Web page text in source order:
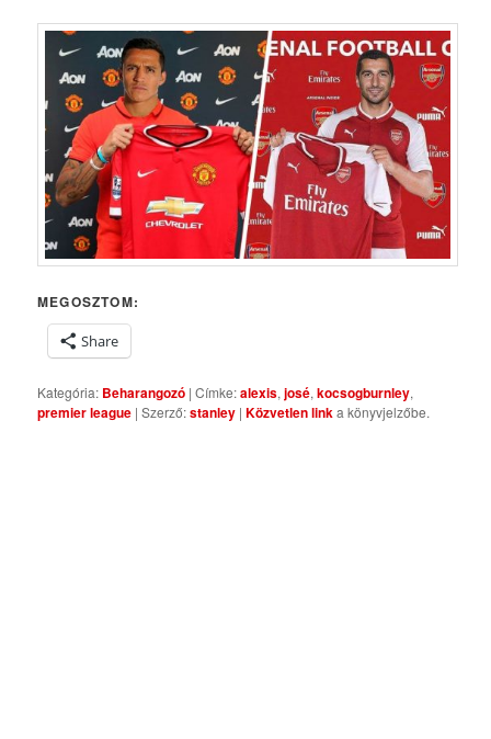
MEGOSZTOM:
Share
Kategória: Beharangozó | Címke:alexis,josé,kocsogburnley,
premier league | Szerző:stanley |Közvetlen linka könyvjelzőbe.